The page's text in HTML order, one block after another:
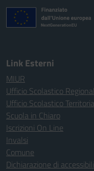
Link Esterni
MIUR
Ufficio Scolastico
Ufficio Scolastico
Scuola in Chiaro
Iscrizioni On Line
Invalsi
Comune
Dichiarazione di